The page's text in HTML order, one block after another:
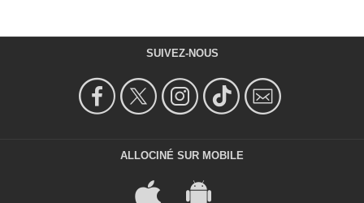
SUIVEZ-NOUS
ALLOCINÉ SUR MOBILE